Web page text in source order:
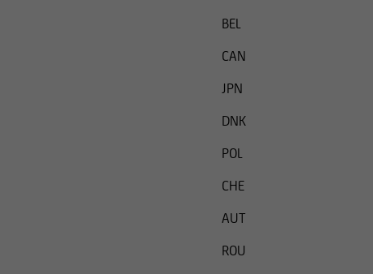
BEL
CAN
JPN
DNK
POL
CHE
AUT
ROU